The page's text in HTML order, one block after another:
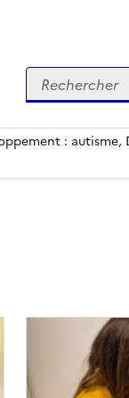
Rechercher
: autisme,